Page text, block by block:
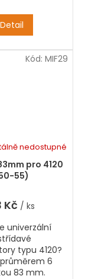
Detail
pro 4120
55)
nedostupné
Kč / ks
univerzální
typu 4120?
6
83 mm.
Kód: MIF29